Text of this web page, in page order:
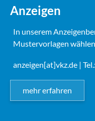
Anzeigen
In unserem
Mustervorlagen
anzeigen[at]vkz.de |
mehr erfahren